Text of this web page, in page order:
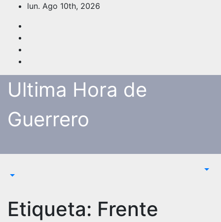
Saltar
contenido
lun. Ago 10th, 2026
Ultima Hora de
Guerrero
Etiqueta: Frente